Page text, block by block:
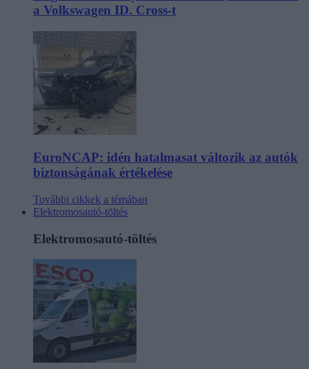
a Volkswagen ID. Cross-t
EuroNCAP: idén hatalmasat változik az autók
biztonságának értékelése
További cikkek a témában
Elektromosautó-töltés
Elektromosautó-töltés